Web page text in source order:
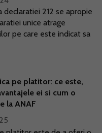
212 se apropie
unice atrage
pe care este indicat sa
pe platitor: ce este,
ei si cum o
la ANAF